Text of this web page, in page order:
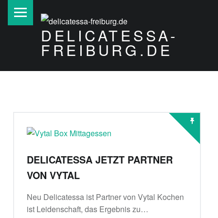
DELICATESSA-
FREIBURG.DE
Vino, Olio, Pasta e Basta
DELICATESSA JETZT PARTNER
VON VYTAL
Neu Delicatessa ist Partner von Vytal Kochen
ist Leidenschaft, das Ergebnis zu…